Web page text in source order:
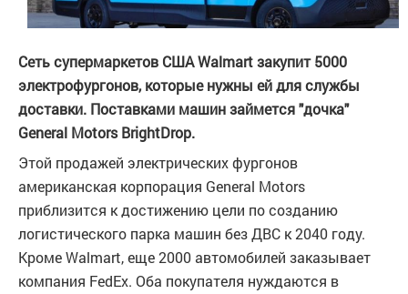
Сеть супермаркетов США Walmart закупит 5000
электрофургонов, которые нужны ей для службы
доставки. Поставками машин займется "дочка"
General Motors BrightDrop.
Этой продажей электрических фургонов
американская корпорация General Motors
приблизится к достижению цели по созданию
логистического парка машин без ДВС к 2040 году.
Кроме Walmart, еще 2000 автомобилей заказывает
компания FedEx. Оба покупателя нуждаются в